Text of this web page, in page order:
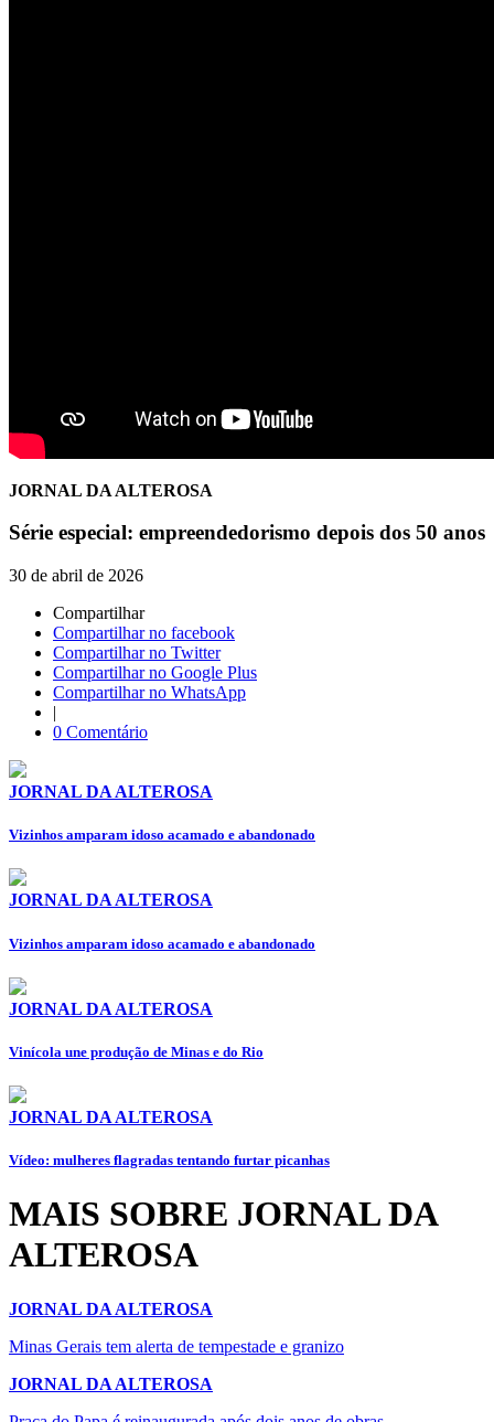
JORNAL DA ALTEROSA
Série especial: empreendedorismo depois dos 50 anos
30 de abril de 2026
Compartilhar
Compartilhar no facebook
Compartilhar no Twitter
Compartilhar no Google Plus
Compartilhar no WhatsApp
|
0 Comentário
JORNAL DA ALTEROSA
Vizinhos amparam idoso acamado e abandonado
JORNAL DA ALTEROSA
Vizinhos amparam idoso acamado e abandonado
JORNAL DA ALTEROSA
Vinícola une produção de Minas e do Rio
JORNAL DA ALTEROSA
Vídeo: mulheres flagradas tentando furtar picanhas
MAIS SOBRE JORNAL DA
ALTEROSA
JORNAL DA ALTEROSA
Minas Gerais tem alerta de tempestade e granizo
JORNAL DA ALTEROSA